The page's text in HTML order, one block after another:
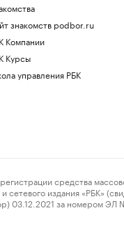
знакомств podbor.ru
Компании
Курсы
управления РБК
средства
издания «РБК»
03.12.2021 за номером